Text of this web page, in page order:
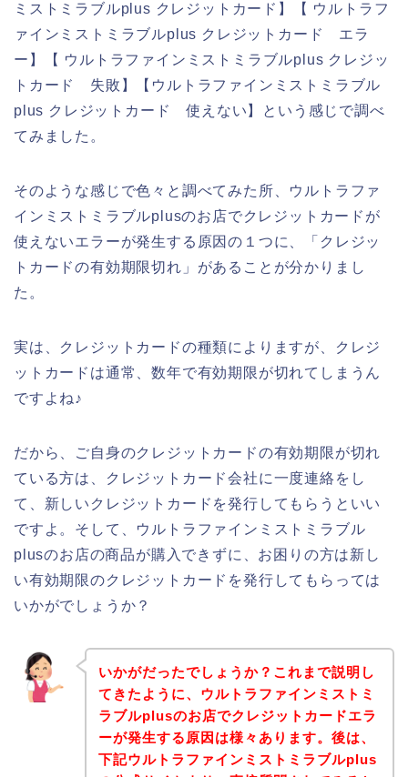
ミストミラブルplus クレジットカード】【 ウルトラフ
ァインミストミラブルplus クレジットカード エラ
ー】【 ウルトラファインミストミラブルplus クレジッ
トカード 失敗】【ウルトラファインミストミラブル
plus クレジットカード 使えない】という感じで調べ
てみました。
そのような感じで色々と調べてみた所、ウルトラファ
インミストミラブルplusのお店でクレジットカードが
使えないエラーが発生する原因の１つに、「クレジッ
トカードの有効期限切れ」があることが分かりまし
た。
実は、クレジットカードの種類によりますが、クレジ
ットカードは通常、数年で有効期限が切れてしまうん
ですよね♪
だから、ご自身のクレジットカードの有効期限が切れ
ている方は、クレジットカード会社に一度連絡をし
て、新しいクレジットカードを発行してもらうといい
ですよ。そして、ウルトラファインミストミラブル
plusのお店の商品が購入できずに、お困りの方は新し
い有効期限のクレジットカードを発行してもらっては
いかがでしょうか？
いかがだったでしょうか？これまで説明し
てきたように、ウルトラファインミストミ
ラブルplusのお店でクレジットカードエラ
ーが発生する原因は様々あります。後は、
下記ウルトラファインミストミラブルplus